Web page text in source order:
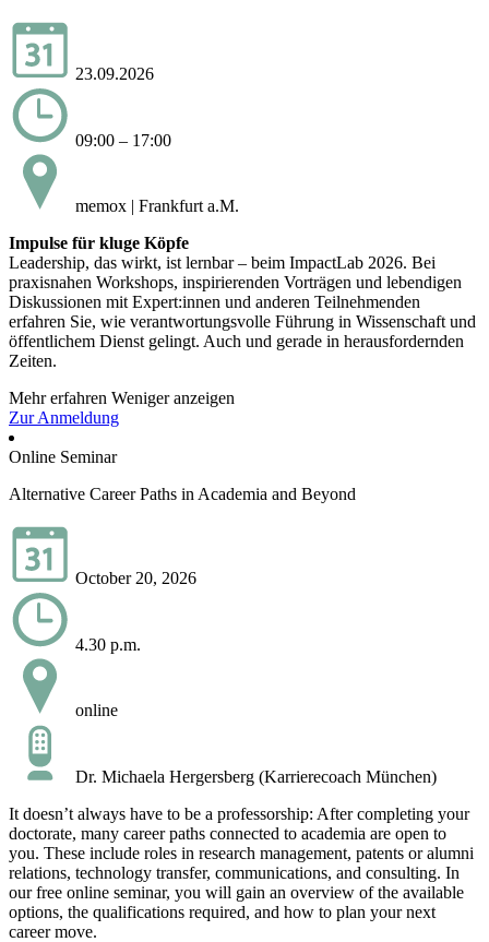
23.09.2026
09:00 – 17:00
memox | Frankfurt a.M.
Impulse für kluge Köpfe
Leadership, das wirkt, ist lernbar – beim ImpactLab 2026. Bei
praxisnahen Workshops, inspirierenden Vorträgen und lebendigen
Diskussionen mit Expert:innen und anderen Teilnehmenden
erfahren Sie, wie verantwortungsvolle Führung in Wissenschaft und
öffentlichem Dienst gelingt. Auch und gerade in herausfordernden
Zeiten.
Mehr erfahren Weniger anzeigen
Zur Anmeldung
Online Seminar
Alternative Career Paths in Academia and Beyond
October 20, 2026
4.30 p.m.
online
Dr. Michaela Hergersberg (Karrierecoach München)
It doesn’t always have to be a professorship: After completing your
doctorate, many career paths connected to academia are open to
you. These include roles in research management, patents or alumni
relations, technology transfer, communications, and consulting. In
our free online seminar, you will gain an overview of the available
options, the qualifications required, and how to plan your next
career move.